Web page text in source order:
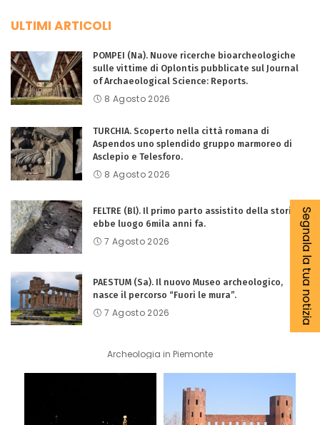
ULTIMI ARTICOLI
POMPEI (Na). Nuove ricerche bioarcheologiche
sulle vittime di Oplontis pubblicate sul Journal
of Archaeological Science: Reports.
8 Agosto 2026
TURCHIA. Scoperto nella città romana di
Aspendos uno splendido gruppo marmoreo di
Asclepio e Telesforo.
8 Agosto 2026
FELTRE (Bl). Il primo parto assistito della storia
ebbe luogo 6mila anni fa.
7 Agosto 2026
PAESTUM (Sa). Il nuovo Museo archeologico,
nasce il percorso “Fuori le mura”.
7 Agosto 2026
Archeologia in Piemonte
Segnala la tua notizia